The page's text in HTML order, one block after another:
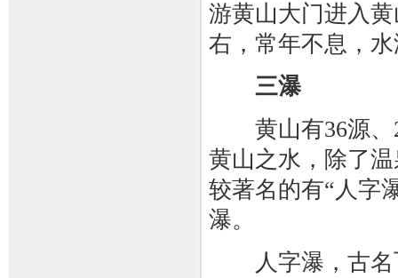
游黄山大门进入
右，常年不息，
三瀑
黄山有36源、
黄山之水，除了
较著名的有“人字
瀑。
人字瀑，古名